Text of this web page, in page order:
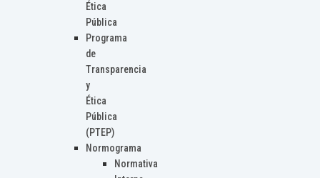
Ética
Pública
Programa
de
Transparencia
y
Ética
Pública
(PTEP)
Normograma
Normativa